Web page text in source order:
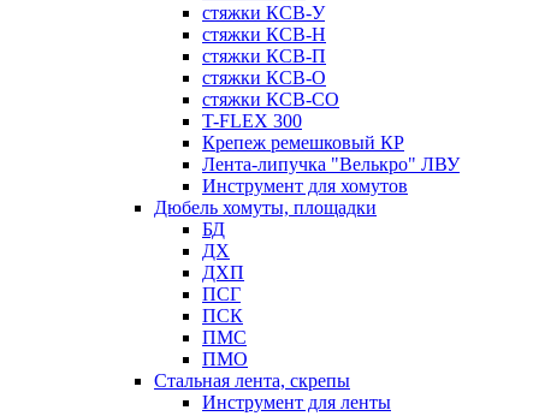
стяжки КСВ-У
стяжки КСВ-Н
стяжки КСВ-П
стяжки КСВ-О
стяжки КСВ-СО
T-FLEX 300
Крепеж ремешковый КР
Лента-липучка "Велькро" ЛВУ
Инструмент для хомутов
Дюбель хомуты, площадки
БД
ДХ
ДХП
ПСГ
ПСК
ПМС
ПМО
Стальная лента, скрепы
Инструмент для ленты